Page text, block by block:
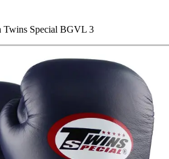
Twins Special BGVL 3